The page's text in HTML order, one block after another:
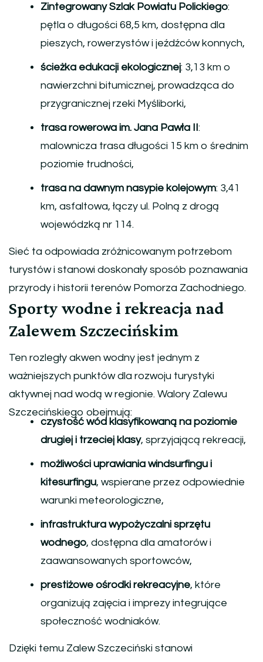
Zintegrowany Szlak Powiatu Polickiego:
pętla o długości 68,5 km, dostępna dla
pieszych, rowerzystów i jeźdźców konnych,
ścieżka edukacji ekologicznej: 3,13 km o
nawierzchni bitumicznej, prowadząca do
przygranicznej rzeki Myśliborki,
trasa rowerowa im. Jana Pawła II:
malownicza trasa długości 15 km o średnim
poziomie trudności,
trasa na dawnym nasypie kolejowym: 3,41
km, asfaltowa, łączy ul. Polną z drogą
wojewódzką nr 114.
Sieć ta odpowiada zróżnicowanym potrzebom
turystów i stanowi doskonały sposób poznawania
przyrody i historii terenów Pomorza Zachodniego.
Sporty wodne i rekreacja nad
Zalewem Szczecińskim
Ten rozległy akwen wodny jest jednym z
ważniejszych punktów dla rozwoju turystyki
aktywnej nad wodą w regionie. Walory Zalewu
Szczecińskiego obejmują:
czystość wód klasyfikowaną na poziomie
drugiej i trzeciej klasy, sprzyjającą rekreacji,
możliwości uprawiania windsurfingu i
kitesurfingu, wspierane przez odpowiednie
warunki meteorologiczne,
infrastruktura wypożyczalni sprzętu
wodnego, dostępna dla amatorów i
zaawansowanych sportowców,
prestiżowe ośrodki rekreacyjne, które
organizują zajęcia i imprezy integrujące
społeczność wodniaków.
Dzięki temu Zalew Szczeciński stanowi